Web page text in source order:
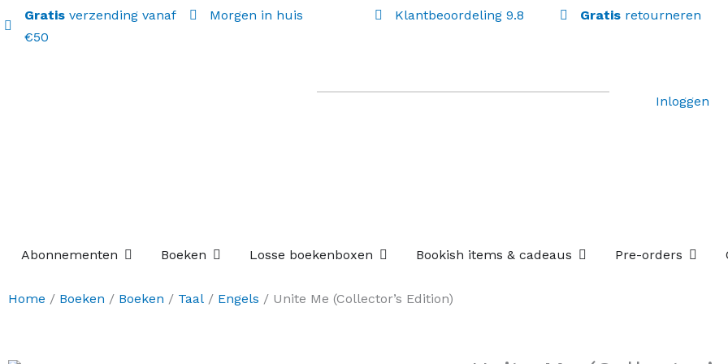
Gratis verzending vanaf
€50
Morgen in huis Klantbeoordeling 9.8 Gratis retourneren
Inloggen
Abonnementen Open Abonnementen
Boeken Open Boeken
Losse boekenboxen Open Losse boekenboxen
Bookish items & cadeaus Open Bookish items &
Pre-orders Open
Home / Boeken / Boeken / Taal / Engels / Unite Me (Collector’s Edition)